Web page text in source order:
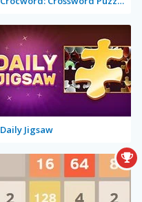
Daily Jigsaw